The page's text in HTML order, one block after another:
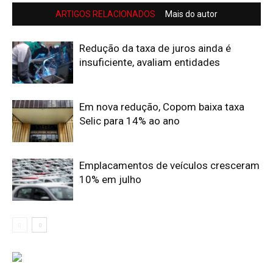
ARTIGOS RELACIONADOS Mais do autor
Redução da taxa de juros ainda é
insuficiente, avaliam entidades
Em nova redução, Copom baixa taxa
Selic para 14% ao ano
Emplacamentos de veículos cresceram
10% em julho